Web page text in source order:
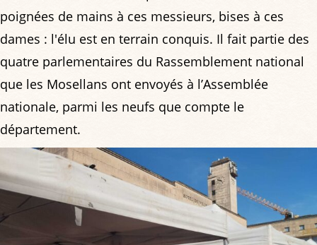
poignées de mains à ces messieurs, bises à ces
dames : l'élu est en terrain conquis. Il fait partie des
quatre parlementaires du Rassemblement national
que les Mosellans ont envoyés à l’Assemblée
nationale, parmi les neufs que compte le
département.